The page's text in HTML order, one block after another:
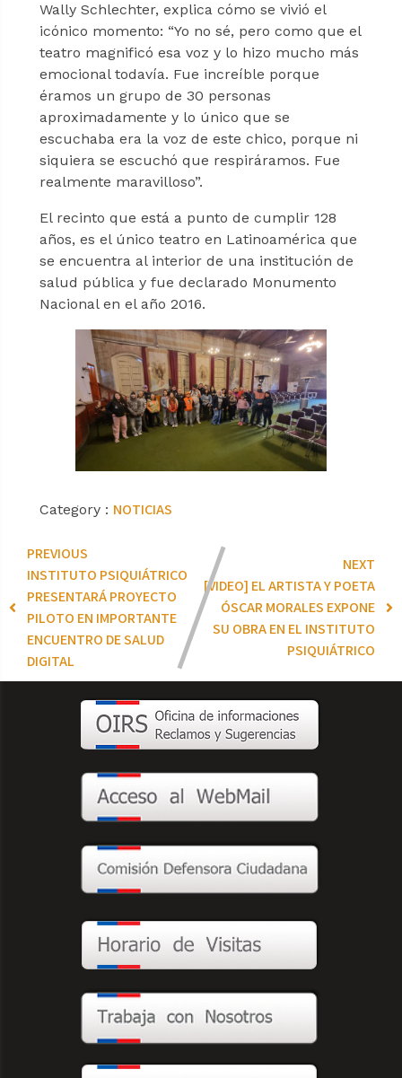
Wally Schlechter, explica cómo se vivió el
icónico momento: “Yo no sé, pero como que el
teatro magnificó esa voz y lo hizo mucho más
emocional todavía. Fue increíble porque
éramos un grupo de 30 personas
aproximadamente y lo único que se
escuchaba era la voz de este chico, porque ni
siquiera se escuchó que respiráramos. Fue
realmente maravilloso”.
El recinto que está a punto de cumplir 128
años, es el único teatro en Latinoamérica que
se encuentra al interior de una institución de
salud pública y fue declarado Monumento
Nacional en el año 2016.
Category : NOTICIAS
PREVIOUS
INSTITUTO PSIQUIÁTRICO
PRESENTARÁ PROYECTO
PILOTO EN IMPORTANTE
ENCUENTRO DE SALUD
DIGITAL
NEXT
[VIDEO] EL ARTISTA Y POETA
ÓSCAR MORALES EXPONE
SU OBRA EN EL INSTITUTO
PSIQUIÁTRICO